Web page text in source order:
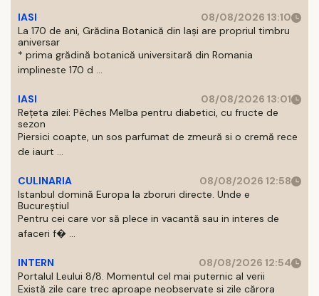
IASI
08/08/2026 13:10
La 170 de ani, Grădina Botanică din Iași are propriul timbru
aniversar
* prima grădină botanică universitară din Romania
implineste 170 d ...
IASI
08/08/2026 13:01
Rețeta zilei: Pêches Melba pentru diabetici, cu fructe de
sezon
Piersici coapte, un sos parfumat de zmeură si o cremă rece
de iaurt ...
CULINARIA
08/08/2026 12:58
Istanbul domină Europa la zboruri directe. Unde e
Bucureștiul
Pentru cei care vor să plece in vacantă sau in interes de
afaceri f� ...
INTERN
08/08/2026 12:54
Portalul Leului 8/8. Momentul cel mai puternic al verii
Există zile care trec aproape neobservate si zile cărora